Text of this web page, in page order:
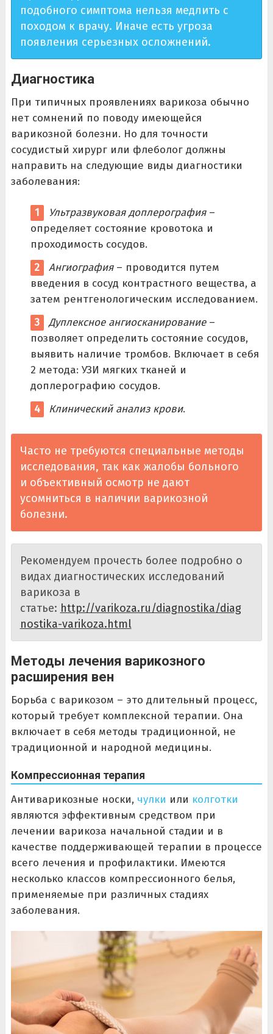
подобного симптома нельзя медлить с
походом к врачу. Иначе есть угроза
появления серьезных осложнений.
Диагностика
При типичных проявлениях варикоза обычно
нет сомнений по поводу имеющейся
варикозной болезни. Но для точности
сосудистый хирург или флеболог должны
направить на следующие виды диагностики
заболевания:
Ультразвуковая доплерография–
определяет состояние кровотока и
проходимость сосудов.
Ангиография– проводится путем
введения в сосуд контрастного вещества, а
затем рентгенологическим исследованием.
Дуплексное ангиосканирование–
позволяет определить состояние сосудов,
выявить наличие тромбов. Включает в себя
2 метода: УЗИ мягких тканей и
доплерографию сосудов.
Клинический анализ крови.
Часто не требуются специальные методы
исследования, так как жалобы больного
и объективный осмотр не дают
усомниться в наличии варикозной
болезни.
Рекомендуем прочесть более подробно о
видах диагностических исследований
варикоза в
статье: http://varikoza.ru/diagnostika/diag
nostika-varikoza.html
Методы лечения варикозного
расширения вен
Борьба с варикозом – это длительный процесс,
который требует комплексной терапии. Она
включает в себя методы традиционной, не
традиционной и народной медицины.
Компрессионная терапия
Антиварикозные носки, чулки или колготки
являются эффективным средством при
лечении варикоза начальной стадии и в
качестве поддерживающей терапии в процессе
всего лечения и профилактики. Имеются
несколько классов компрессионного белья,
применяемые при различных стадиях
заболевания.